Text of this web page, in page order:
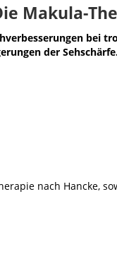
Makula-
bei
der
nach Hancke,